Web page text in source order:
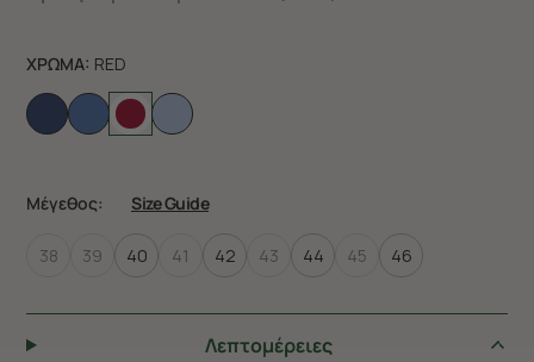
ΧΡΩΜΑ: RED
Μέγεθος: Size Guide
38 39 40 41 42 43 44 45 46
Λεπτομέρειες